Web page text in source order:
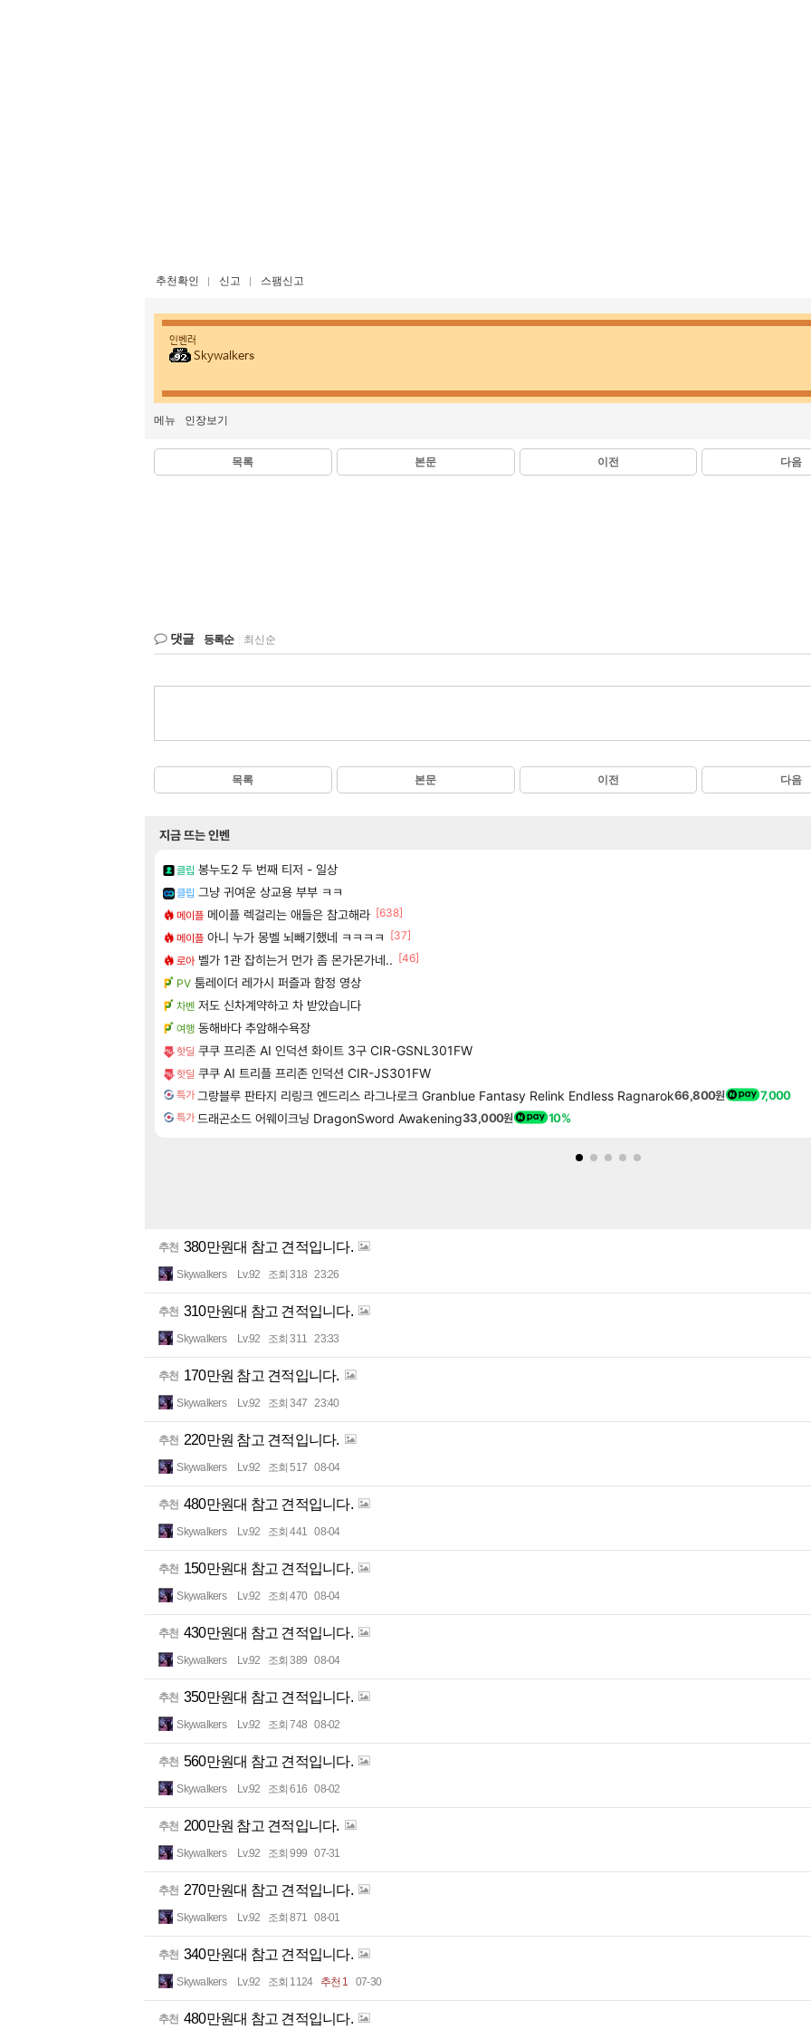
추천확인 신고 스팸신고
인벤러
Skywalkers
메뉴 인장보기
목록 본문 이전 다음
댓글 등록순 최신순
목록 본문 이전 다음
지금 뜨는 인벤
클립 봉누도2 두 번째 티저 - 일상
클립 그냥 귀여운 상교용 부부 ㅋㅋ
메이플 메이플 렉걸리는 애들은 참고해라 [638]
메이플 아니 누가 몽벨 뇌빼기했네 ㅋㅋㅋㅋ
[37]
로아 벨가 1관 잡히는거 먼가 좀 몬가몬가네.. [46]
PV 툼레이더 레가시 퍼즐과 함정 영상
차벤 저도 신차계약하고 차 받았습니다
여행 동해바다 추암해수욕장
핫딜 쿠쿠 프리존 AI 인덕션 화이트 3구 CIR-GSNL301FW
핫딜 쿠쿠 AI 트리플 프리존 인덕션 CIR-JS301FW
특가 그랑블루 판타지 리링크 엔드리스 라그나로크 Granblue Fantasy Relink Endless Ragnarok66,800원 7,000
특가 드래곤소드 어웨이크닝 DragonSword Awakening33,000원 10%
추천 380만원대 참고 견적입니다.
Skywalkers Lv.92 조회 318 23:26
추천 310만원대 참고 견적입니다.
Skywalkers Lv.92 조회 311 23:33
추천 170만원 참고 견적입니다.
Skywalkers Lv.92 조회 347 23:40
추천 220만원 참고 견적입니다.
Skywalkers Lv.92 조회 517 08-04
추천 480만원대 참고 견적입니다.
Skywalkers Lv.92 조회 441 08-04
추천 150만원대 참고 견적입니다.
Skywalkers Lv.92 조회 470 08-04
추천 430만원대 참고 견적입니다.
Skywalkers Lv.92 조회 389 08-04
추천 350만원대 참고 견적입니다.
Skywalkers Lv.92 조회 748 08-02
추천 560만원대 참고 견적입니다.
Skywalkers Lv.92 조회 616 08-02
추천 200만원 참고 견적입니다.
Skywalkers Lv.92 조회 999 07-31
추천 270만원대 참고 견적입니다.
Skywalkers Lv.92 조회 871 08-01
추천 340만원대 참고 견적입니다.
Skywalkers Lv.92 조회 1124 추천 1 07-30
추천 480만원대 참고 견적입니다.